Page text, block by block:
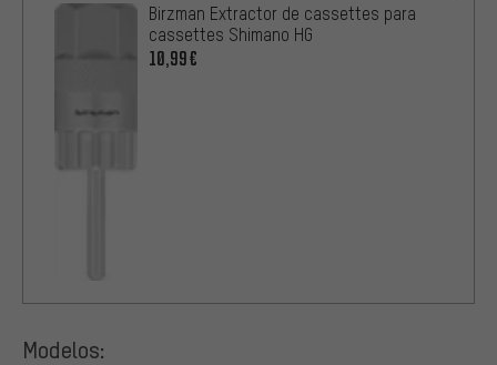
Birzman Extractor de cassettes para
cassettes Shimano HG
10,99€
Modelos: